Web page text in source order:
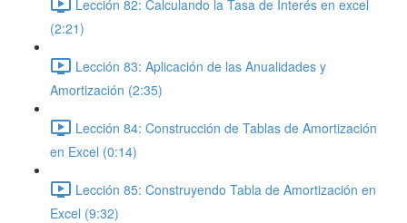
Lección 82: Calculando la Tasa de Interés en excel
(2:21)
Lección 83: Aplicación de las Anualidades y
Amortización (2:35)
Lección 84: Construcción de Tablas de Amortización
en Excel (0:14)
Lección 85: Construyendo Tabla de Amortización en
Excel (9:32)